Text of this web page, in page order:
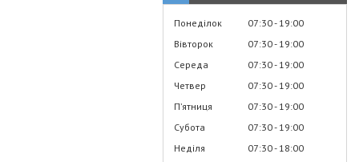
Понеділок 07:30 19:00
Вівторок
07:30 19:00
Середа
07:30 19:00
Четвер
07:30 19:00
Пʼятниця
07:30 19:00
Субота
07:30 19:00
Неділя
07:30 18:00